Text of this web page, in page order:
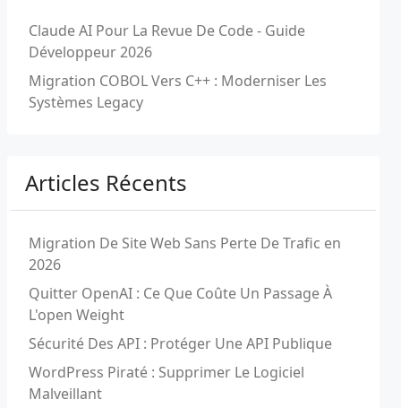
Claude AI Pour La Revue De Code - Guide
Développeur 2026
Migration COBOL Vers C++ : Moderniser Les
Systèmes Legacy
Articles Récents
Migration De Site Web Sans Perte De Trafic en
2026
Quitter OpenAI : Ce Que Coûte Un Passage À
L'open Weight
Sécurité Des API : Protéger Une API Publique
WordPress Piraté : Supprimer Le Logiciel
Malveillant